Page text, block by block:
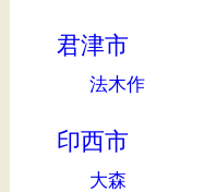
君津市
法木作
印西市
大森